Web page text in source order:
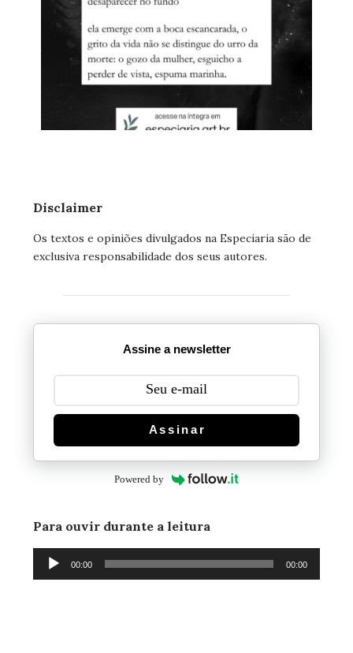
Disclaimer
Os textos e opiniões divulgados na Especiaria são de
exclusiva responsabilidade dos seus autores.
Assine a newsletter
Assinar
Powered by
Para ouvir durante a leitura
Tocador
00:00 00:00